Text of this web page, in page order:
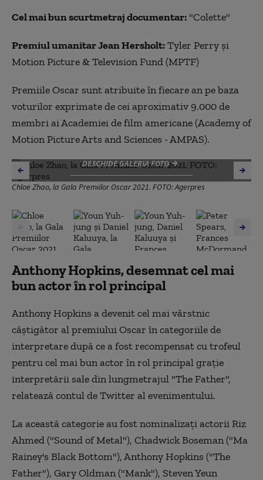
Cel mai bun scurtmetraj documentar: "Colette"
Premiul umanitar Jean Hersholt:Tyler Perry şi
Motion Picture & Television Fund (MPTF)
Premiile Oscar sunt atribuite în fiecare an pe baza
voturilor exprimate de cei aproximativ 9.000 de
membri ai Academiei de film americane (Academy of
Motion Picture Arts and Sciences - AMPAS).
Chloe Zhao, la Gala Premiilor Oscar 2021. FOTO: Agerpres
DESCHIDE GALERIA FOTO
Anthony Hopkins, desemnat cel mai
bun actor în rol principal
Anthony Hopkins a devenit cel mai vârstnic
câştigător al premiului Oscar în categoriile de
interpretare după ce a fost recompensat cu trofeul
pentru cel mai bun actor în rol principal graţie
interpretării sale din lungmetrajul "The Father",
relatează contul de Twitter al evenimentului.
La această categorie au fost nominalizaţi actorii Riz
Ahmed ("Sound of Metal"), Chadwick Boseman ("Ma
Rainey's Black Bottom"), Anthony Hopkins ("The
Father"), Gary Oldman ("Mank"), Steven Yeun